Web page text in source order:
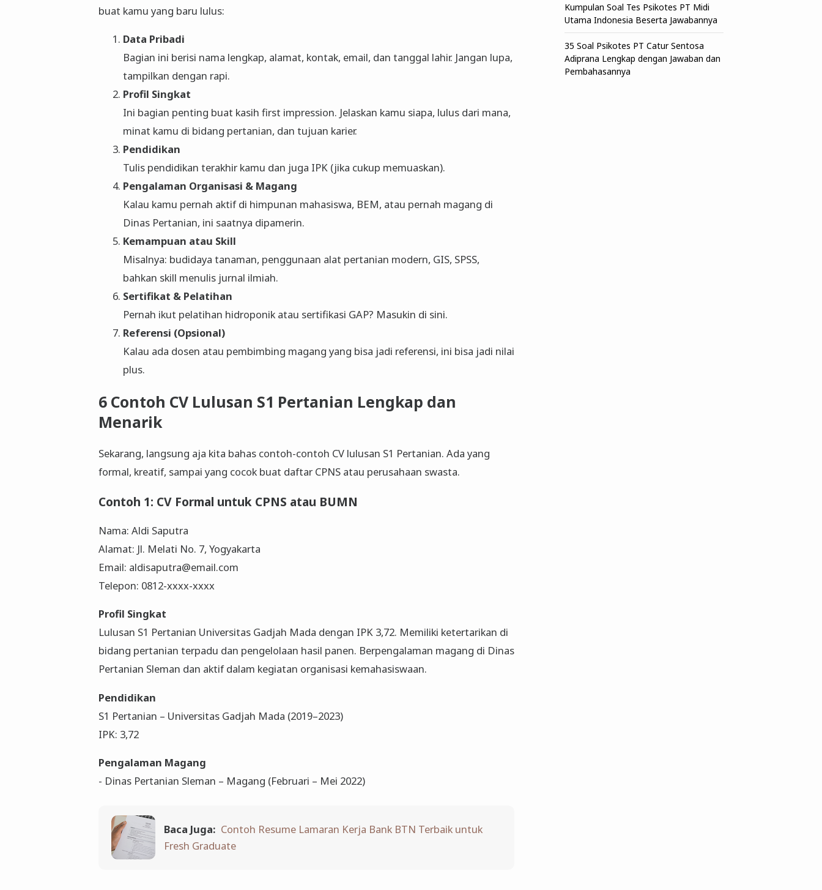
buat kamu yang baru lulus:
Data Pribadi
Bagian ini berisi nama lengkap, alamat, kontak, email, dan tanggal lahir. Jangan lupa,
tampilkan dengan rapi.
Profil Singkat
Ini bagian penting buat kasih first impression. Jelaskan kamu siapa, lulus dari mana,
minat kamu di bidang pertanian, dan tujuan karier.
Pendidikan
Tulis pendidikan terakhir kamu dan juga IPK (jika cukup memuaskan).
Pengalaman Organisasi & Magang
Kalau kamu pernah aktif di himpunan mahasiswa, BEM, atau pernah magang di
Dinas Pertanian, ini saatnya dipamerin.
Kemampuan atau Skill
Misalnya: budidaya tanaman, penggunaan alat pertanian modern, GIS, SPSS,
bahkan skill menulis jurnal ilmiah.
Sertifikat & Pelatihan
Pernah ikut pelatihan hidroponik atau sertifikasi GAP? Masukin di sini.
Referensi (Opsional)
Kalau ada dosen atau pembimbing magang yang bisa jadi referensi, ini bisa jadi nilai
plus.
6 Contoh CV Lulusan S1 Pertanian Lengkap dan
Menarik
Sekarang, langsung aja kita bahas contoh-contoh CV lulusan S1 Pertanian. Ada yang
formal, kreatif, sampai yang cocok buat daftar CPNS atau perusahaan swasta.
Contoh 1: CV Formal untuk CPNS atau BUMN
Nama: Aldi Saputra
Alamat: Jl. Melati No. 7, Yogyakarta
Email: aldisaputra@email.com
Telepon: 0812-xxxx-xxxx
Profil Singkat
Lulusan S1 Pertanian Universitas Gadjah Mada dengan IPK 3,72. Memiliki ketertarikan di
bidang pertanian terpadu dan pengelolaan hasil panen. Berpengalaman magang di Dinas
Pertanian Sleman dan aktif dalam kegiatan organisasi kemahasiswaan.
Pendidikan
S1 Pertanian – Universitas Gadjah Mada (2019–2023)
IPK: 3,72
Pengalaman Magang
- Dinas Pertanian Sleman – Magang (Februari – Mei 2022)
Baca Juga: Contoh Resume Lamaran Kerja Bank BTN Terbaik untuk
Fresh Graduate
Kumpulan Soal Tes Psikotes PT Midi
Utama Indonesia Beserta Jawabannya
35 Soal Psikotes PT Catur Sentosa
Adiprana Lengkap dengan Jawaban dan
Pembahasannya